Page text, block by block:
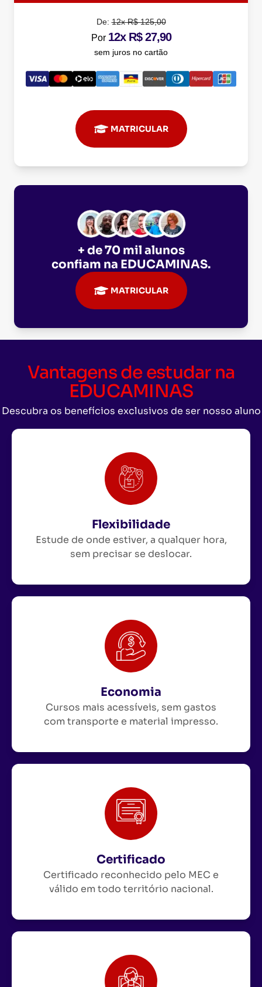
De:12x R$ 125,00
Por 12x R$ 27,90
sem juros no cartão
MATRICULAR
+ de 70 mil alunos
confiam na EDUCAMINAS.
MATRICULAR
Vantagens de estudar na
EDUCAMINAS
Descubra os benefícios exclusivos de ser nosso aluno
Flexibilidade
Estude de onde estiver, a qualquer hora,
sem precisar se deslocar.
Economia
Cursos mais acessíveis, sem gastos
com transporte e material impresso.
Certificado
Certificado reconhecido pelo MEC e
válido em todo território nacional.